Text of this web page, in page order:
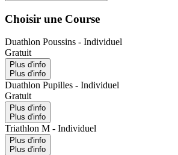
Choisir une Course
Duathlon Poussins - Individuel
Gratuit
Plus d'info
Plus d'info
Duathlon Pupilles - Individuel
Gratuit
Plus d'info
Plus d'info
Triathlon M - Individuel
Plus d'info
Plus d'info